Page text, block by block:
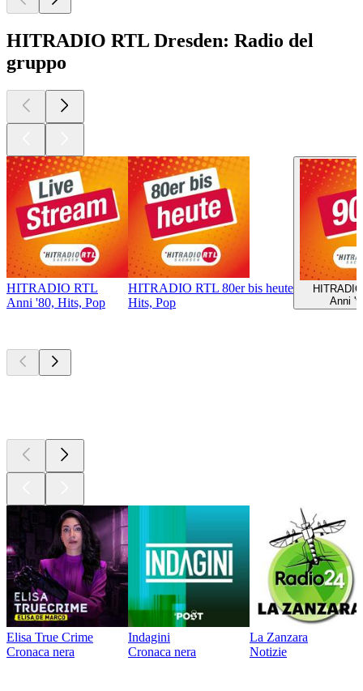
HITRADIO RTL Dresden: Radio del
gruppo
HITRADIO RTL
Anni '80, Hits, Pop
HITRADIO RTL 80er bis heute
Hits, Pop
Anni
Elisa True Crime
Cronaca nera
Indagini
Cronaca nera
La Zanzara
Notizie